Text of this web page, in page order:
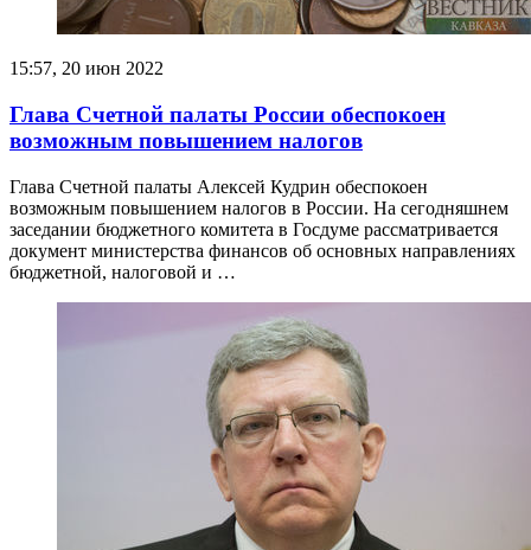
15:57, 20 июн 2022
Глава Счетной палаты России обеспокоен
возможным повышением налогов
Глава Счетной палаты Алексей Кудрин обеспокоен
возможным повышением налогов в России. На сегодняшнем
заседании бюджетного комитета в Госдуме рассматривается
документ министерства финансов об основных направлениях
бюджетной, налоговой и …